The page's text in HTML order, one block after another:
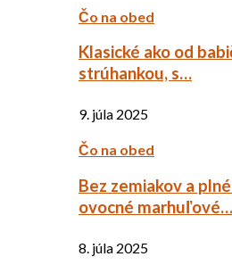
Čo na obed
Klasické ako od
strúhankou, s…
9. júla 2025
Čo na obed
Bez zemiakov a
ovocné marhuľové…
8. júla 2025